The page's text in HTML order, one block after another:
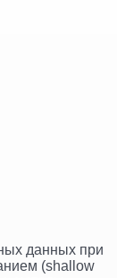
данных при
(shallow